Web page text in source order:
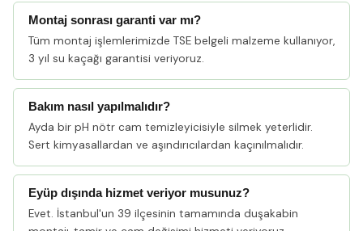
Montaj sonrası garanti var mı?
Tüm montaj işlemlerimizde TSE belgeli malzeme kullanıyor,
3 yıl su kaçağı garantisi veriyoruz.
Bakım nasıl yapılmalıdır?
Ayda bir pH nötr cam temizleyicisiyle silmek yeterlidir.
Sert kimyasallardan ve aşındırıcılardan kaçınılmalıdır.
Eyüp dışında hizmet veriyor musunuz?
Evet. İstanbul'un 39 ilçesinin tamamında duşakabin